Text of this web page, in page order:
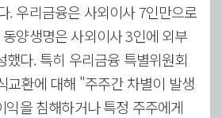
. 우리금융은 사외이사 7인만으로
양생명은 사외이사 3인에 외부
했다. 특히 우리금융 특별위원회
교환에 대해 "주주간 차별이 발생
익을 침해하거나 특정 주주에게